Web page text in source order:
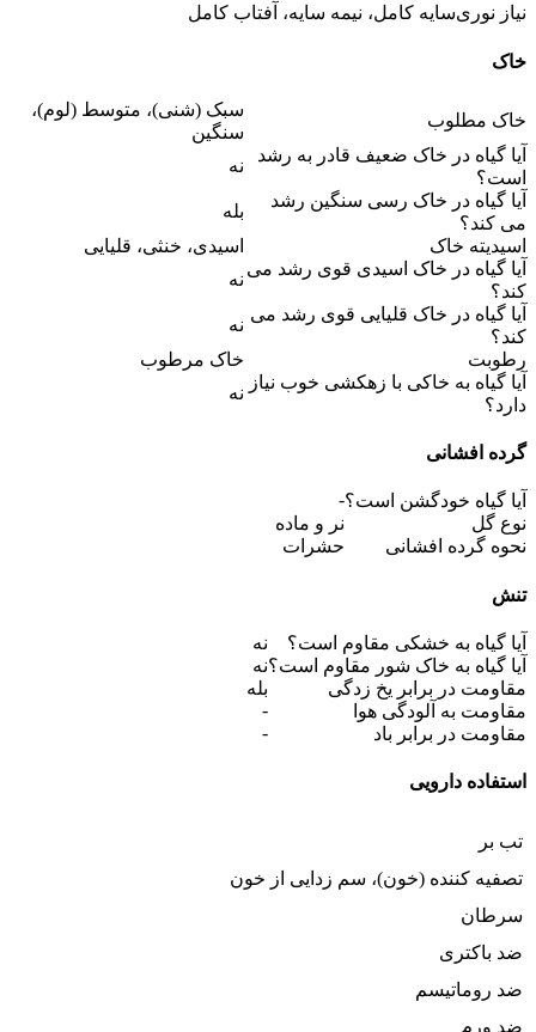
نیاز نوریسایه کامل، نیمه سایه، آفتاب کامل
خاک
خاک مطلوب
سبک (شنی)، متوسط (لوم)،
سنگین
آیا گیاه در خاک ضعیف قادر به رشد
است؟
نه
آیا گیاه در خاک رسی سنگین رشد
می کند؟
بله
اسیدیته خاک
اسیدی، خنثی، قلیایی
آیا گیاه در خاک اسیدی قوی رشد می
کند؟
نه
آیا گیاه در خاک قلیایی قوی رشد می
کند؟
نه
رطوبت
خاک مرطوب
آیا گیاه به خاکی با زهکشی خوب نیاز
دارد؟
نه
گرده افشانی
آیا گیاه خودگشن است؟-
نوع گل
نر و ماده
نحوه گرده افشانی
حشرات
تنش
آیا گیاه به خشکی مقاوم است؟
نه
آیا گیاه به خاک شور مقاوم است؟نه
مقاومت در برابر یخ زدگی
بله
مقاومت به آلودگی هوا
-
مقاومت در برابر باد
-
استفاده دارویی
تب بر
تصفیه کننده (خون)، سم زدایی از خون
سرطان
ضد باکتری
ضد روماتیسم
ضد ورم